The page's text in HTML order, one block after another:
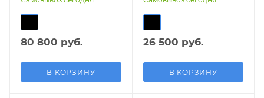
80 800 руб.
В КОРЗИНУ
26 500 руб.
В КОРЗИНУ